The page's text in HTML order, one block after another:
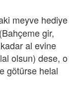
meyve hediye
gir,
al evine
olsun) dese, o
götürse helal